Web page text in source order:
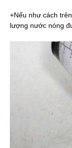
+Nếu như cách
lượng nước nóng